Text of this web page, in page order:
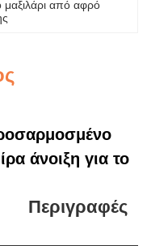
μαξιλάρι από αφρό
άνοιξη για το
Περιγραφές